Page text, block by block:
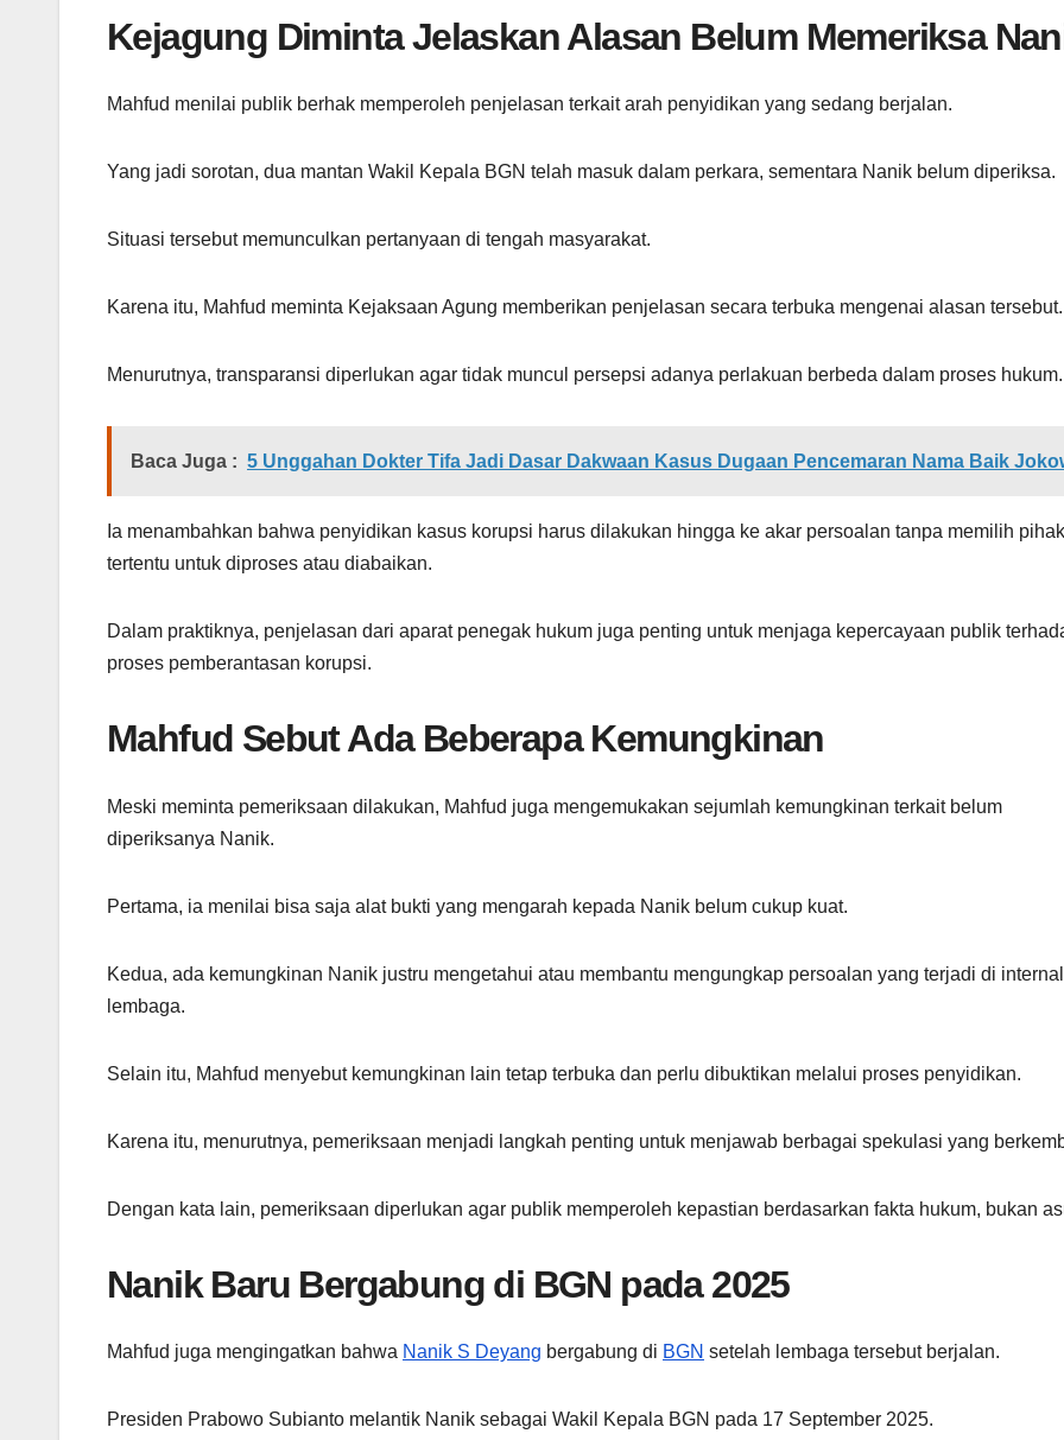
Kejagung Diminta Jelaskan Alasan Belum Memeriksa
Mahfud menilai publik berhak memperoleh penjelasan terkait arah penyidikan yang sedang berjalan.
Yang jadi sorotan, dua mantan Wakil Kepala BGN telah masuk dalam perkara, sementara Nanik belum diperiksa.
Situasi tersebut memunculkan pertanyaan di tengah masyarakat.
Karena itu, Mahfud meminta Kejaksaan Agung memberikan penjelasan secara terbuka mengenai alasan tersebut.
Menurutnya, transparansi diperlukan agar tidak muncul persepsi adanya perlakuan berbeda dalam proses hukum.
Baca Juga : 5 Unggahan Dokter Tifa Jadi Dasar Dakwaan Kasus Dugaan Pencemaran Nama Baik
Ia menambahkan bahwa penyidikan kasus korupsi harus dilakukan hingga ke akar persoalan tanpa memilih pihak
tertentu untuk diproses atau diabaikan.
Dalam praktiknya, penjelasan dari aparat penegak hukum juga penting untuk menjaga kepercayaan publik
proses pemberantasan korupsi.
Mahfud Sebut Ada Beberapa Kemungkinan
Meski meminta pemeriksaan dilakukan, Mahfud juga mengemukakan sejumlah kemungkinan terkait belum
diperiksanya Nanik.
Pertama, ia menilai bisa saja alat bukti yang mengarah kepada Nanik belum cukup kuat.
Kedua, ada kemungkinan Nanik justru mengetahui atau membantu mengungkap persoalan yang terjadi di internal
lembaga.
Selain itu, Mahfud menyebut kemungkinan lain tetap terbuka dan perlu dibuktikan melalui proses penyidikan.
Karena itu, menurutnya, pemeriksaan menjadi langkah penting untuk menjawab berbagai spekulasi yang
Dengan kata lain, pemeriksaan diperlukan agar publik memperoleh kepastian berdasarkan fakta hukum, bukan
Nanik Baru Bergabung di BGN pada 2025
Mahfud juga mengingatkan bahwa Nanik S Deyang bergabung di BGN setelah lembaga tersebut berjalan.
Presiden Prabowo Subianto melantik Nanik sebagai Wakil Kepala BGN pada 17 September 2025.